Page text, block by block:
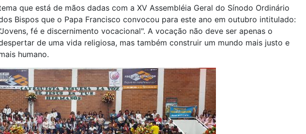
que está de mãos dadas com a XV Assembléia Geral do Sínodo Ordinário
Bispos que o Papa Francisco convocou para este ano em outubro intitulado:
fé e discernimento vocacional". A vocação não deve ser apenas o
de uma vida religiosa, mas também construir um mundo mais justo e
humano.